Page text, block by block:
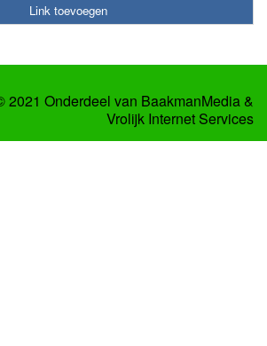
Link toevoegen
2021 Onderdeel van BaakmanMedia &
Vrolijk Internet Services